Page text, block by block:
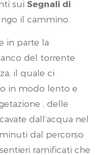
sui Segnali di
il cammino.
in parte la
del torrente
il quale ci
in modo lento e
, delle
dall’acqua nel
dal percorso
ramificati che